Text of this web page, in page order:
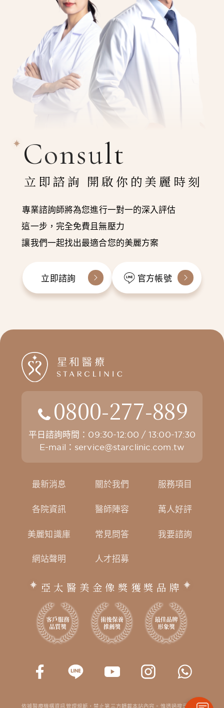
Consult
立即諮詢 開啟你的美麗時刻
專業諮詢師將為您進行一對一的深入評估
這一步，完全免費且無壓力
讓我們一起找出最適合您的美麗方案
立即諮詢 官方帳號
0800-277-889
平日諮詢時間：09:30-12:00 / 13:00-17:30
E-mail： service@starclinic.com.tw
最新消息 關於我們 服務項目
各院資訊 醫師陣容 萬人好評
美麗知識庫 常見問答 我要諮詢
網站聲明 人才招募
亞太醫美金像獎獲獎品牌
依據醫療機構資訊管理規範，禁止第三方轉載本站內容。惟透過搜尋